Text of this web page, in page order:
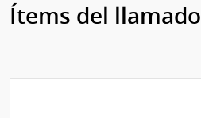
Ítems del llamado